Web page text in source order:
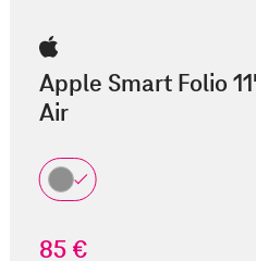
Apple Smart Folio
Air
85 €